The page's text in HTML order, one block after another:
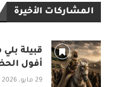
المشاركات الأخيرة
قبيلة
أفول
29 مايو، 2026